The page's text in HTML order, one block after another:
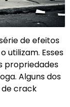
de efeitos
utilizam. Esses
propriedades
Alguns dos
de crack